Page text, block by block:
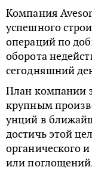
Компания
успешного
операций по
оборота
сегодняшний
План компании
крупным
унций в
достичь этой
органического
или